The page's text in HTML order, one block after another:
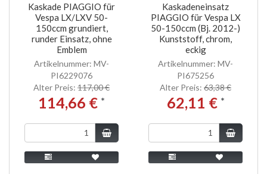
Kaskade PIAGGIO für
Vespa LX/LXV 50-
150ccm grundiert,
runder Einsatz, ohne
Emblem
Artikelnummer: MV-
PI6229076
Alter Preis: 117,00 €
114,66 € *
Kaskadeneinsatz
PIAGGIO für Vespa LX
50-150ccm (Bj. 2012-)
Kunststoff, chrom,
eckig
Artikelnummer: MV-
PI675256
Alter Preis: 63,38 €
62,11 € *